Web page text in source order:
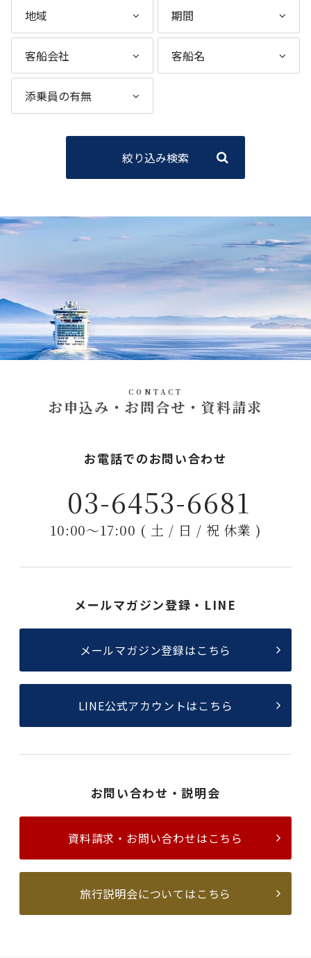
絞り込み検索
CONTACT
お申込み・お問合せ・資料請求
お電話でのお問い合わせ
03-6453-6681
10:00〜17:00 ( 土 / 日 / 祝 休業 )
メールマガジン登録・LINE
メールマガジン登録はこちら
LINE公式アカウントはこちら
お問い合わせ・説明会
資料請求・お問い合わせはこちら
旅行説明会についてはこちら